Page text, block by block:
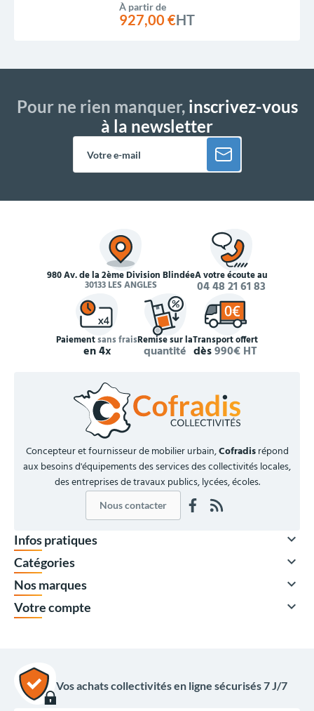
À partir de
927,00 €HT
Pour ne rien manquer,inscrivez-vous
à la newsletter
980 Av. de la 2ème Division Blindée
30133 LES ANGLES
À votre écoute au
04 48 21 61 83
Paiementsans frais
en 4x
Remise sur la
quantité
Transport offert
dès990€ HT
Concepteur et fournisseur de mobilier urbain,Cofradisrépond
aux besoins d'équipements des services des collectivités locales,
des entreprises de travaux publics, lycées, écoles.
Nous contacter
Infos pratiques 
Catégories 
Nos marques 
Votre compte 
Vos achats collectivités en ligne sécurisés 7 J/7